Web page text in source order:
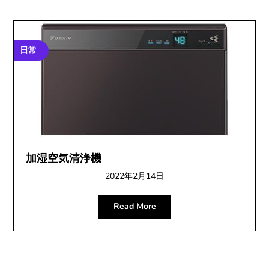
日常
加湿空気清浄機
2022年2月14日
Read More